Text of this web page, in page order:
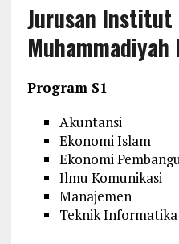
Jurusan Institut
Muhammadiyah
Program S1
Akuntansi
Ekonomi Islam
Ekonomi
Ilmu Komunikasi
Manajemen
Teknik Informatika